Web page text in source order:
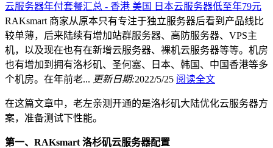
云服务器年付套餐汇总 - 香港 美国 日本云服务器低至年79元
RAKsmart 商家从原本只有专注于独立服务器后看到产品线比
较单薄，后来陆续有增加站群服务器、高防服务器、VPS主
机，以及现在也有在新增云服务器、裸机云服务器等等。机房
也有增加到拥有洛杉矶、圣何塞、日本、韩国、中国香港等多
个机房。在年前老... 更新日期:2022/5/25 阅读全文
在这篇文章中，老左亲测开通的是洛杉矶大陆优化云服务器方
案，准备测试下性能。
第一、RAKsmart 洛杉矶云服务器配置